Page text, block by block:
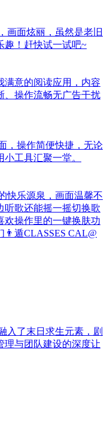
画面炫丽，虽然是老旧
趣！赶快试一试吧~
满意的阅读应用，内容
、操作流畅无广告干扰
，操作简便快捷，无论
工具汇聚一堂。
快乐源泉，画面温馨不
听歌还能摇一摇切换歌
欢操作里的一键换肤功
遁️CLASSES CAL@
入了末日求生元素，剧
理与团队建设的深度让